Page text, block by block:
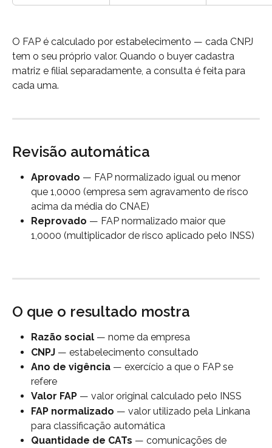
O FAP é calculado por estabelecimento — cada CNPJ
tem o seu próprio valor. Quando o buyer cadastra
matriz e filial separadamente, a consulta é feita para
cada uma.
Revisão automática
Aprovado — FAP normalizado igual ou menor
que 1,0000 (empresa sem agravamento de risco
acima da média do CNAE)
Reprovado — FAP normalizado maior que
1,0000 (multiplicador de risco aplicado pelo INSS)
O que o resultado mostra
Razão social — nome da empresa
CNPJ — estabelecimento consultado
Ano de vigência — exercício a que o FAP se
refere
Valor FAP — valor original calculado pelo INSS
FAP normalizado — valor utilizado pela Linkana
para classificação automática
Quantidade de CATs — comunicações de